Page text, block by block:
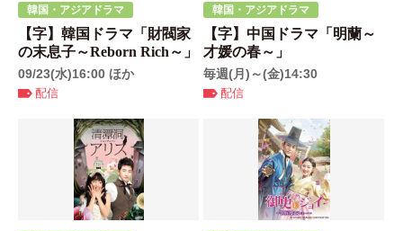
韓国・アジアドラマ
【字】韓国ドラマ「財閥家
の末息子～Reborn Rich～」
09/23(水)16:00 ほか
配信
韓国・アジアドラマ
【字】中国ドラマ「明蘭～
才媛の春～」
毎週(月)～(金)14:30
配信